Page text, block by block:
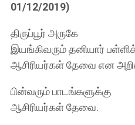
01/12/2019)
திருப்பூர் அருகே
இயங்கிவரும் தனியார்
ஆசிரியர்கள் தேவை என
பின்வரும் பாடங்களுக்கு
ஆசிரியர்கள் தேவை.